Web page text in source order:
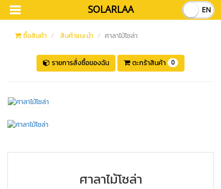
SOLARLAA EN
ซื้อสินค้า สินค้าแนะนำ ศาลาไม้โซล่า
รายการสั่งซื้อของฉัน ตะกร้าสินค้า 0
ศาลาไม้โซล่า